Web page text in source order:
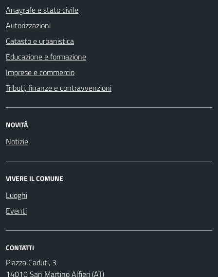
Anagrafe e stato civile
Autorizzazioni
Catasto e urbanistica
Educazione e formazione
Imprese e commercio
Tributi, finanze e contravvenzioni
NOVITÀ
Notizie
VIVERE IL COMUNE
Luoghi
Eventi
CONTATTI
Piazza Caduti, 3
14010 San Martino Alfieri (AT)